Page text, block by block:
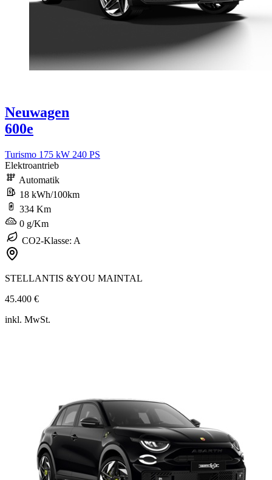
Neuwagen
600e
Turismo 175 kW 240 PS
Elektroantrieb
Automatik
18 kWh/100km
334 Km
0 g/Km
CO2-Klasse: A
STELLANTIS &YOU MAINTAL
45.400 €
inkl. MwSt.